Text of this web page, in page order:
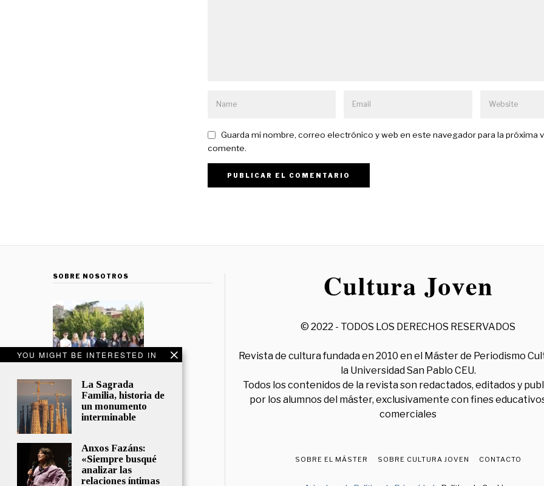
Guarda mi nombre, correo electrónico y web en este navegador para la próxima
comente.
YOU MIGHT BE INTERESTED IN
La Sagrada
Familia, historia de
un monumento
interminable
Anxos Fazáns:
«Siempre busqué
analizar las
relaciones íntimas
SOBRE NOSOTROS
© 2022 - TODOS LOS DERECHOS RESERVADOS
Revista de cultura fundada en 2010 en el Máster de Periodismo
la Universidad San Pablo CEU.
Todos los contenidos de la revista son redactados, editados y
por los alumnos del máster, exclusivamente con fines
comerciales
SOBRE EL MÁSTER SOBRE CULTURA JOVEN CONTACTO